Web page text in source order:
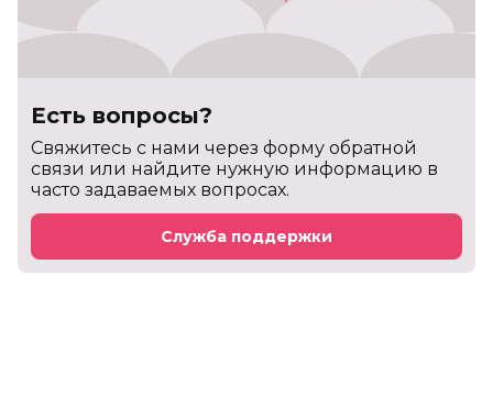
Есть вопросы?
Cвяжитесь с нами через форму обратной
связи или найдите нужную информацию в
часто задаваемых вопросах.
Служба поддержки